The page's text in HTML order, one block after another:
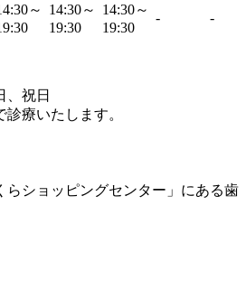
～
14:30～
19:30
14:30～
19:30
- -
、祝日
療いたします。
らショッピングセンター」にある歯